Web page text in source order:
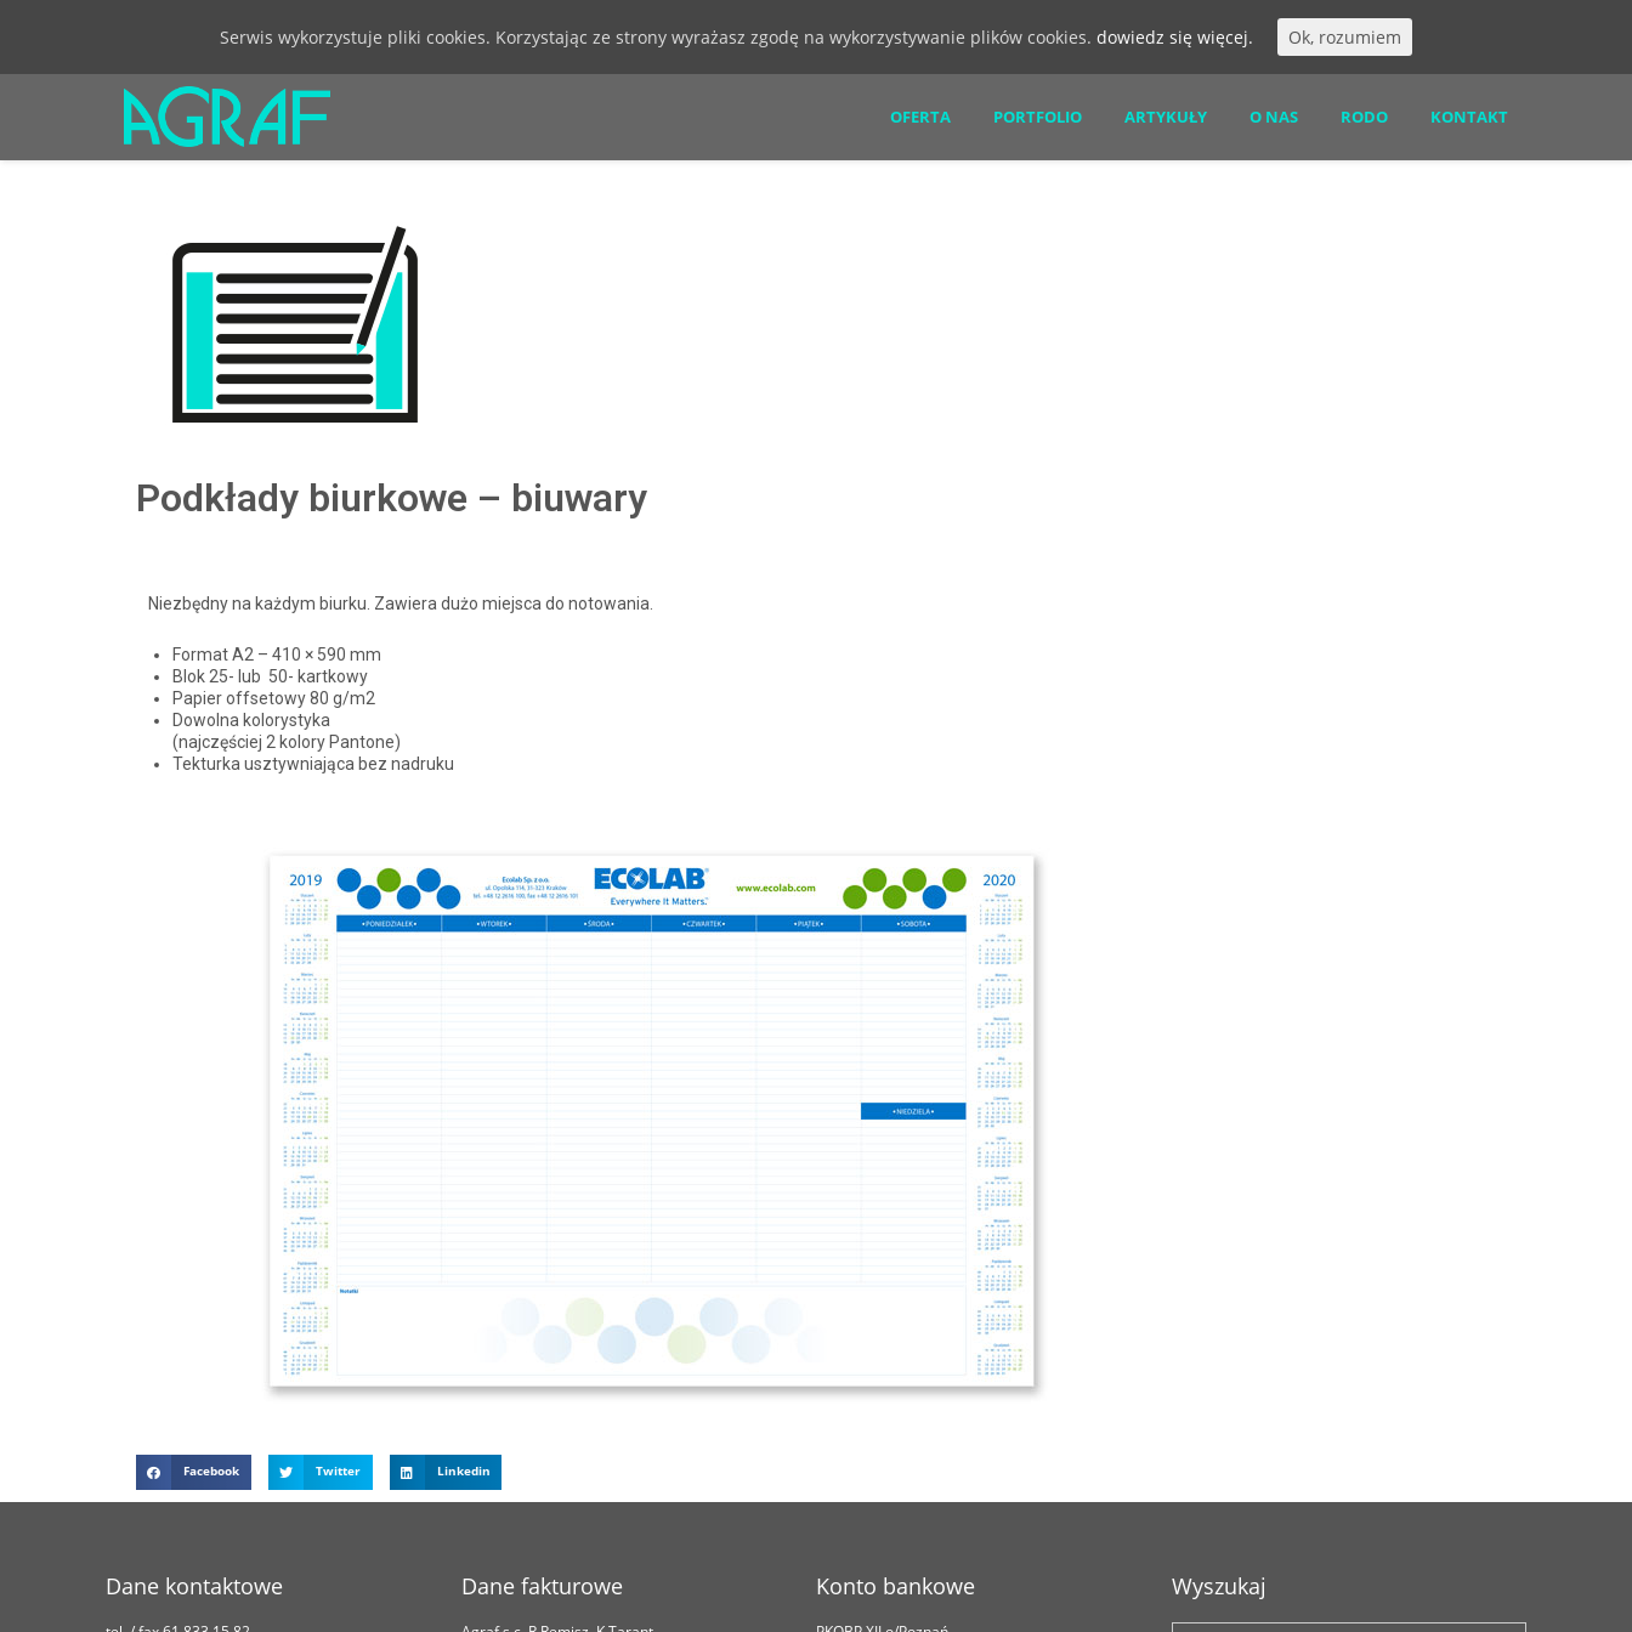
OFERTA PORTFOLIO ARTYKUŁY O NAS RODO KONTAKT
Podkłady biurkowe – biuwary
Niezbędny na każdym biurku. Zawiera dużo miejsca do notowania.
Format A2 – 410 × 590 mm
Blok 25- lub 50- kartkowy
Papier offsetowy 80 g/m2
Dowolna kolorystyka
(najczęściej 2 kolory Pantone)
Tekturka usztywniająca bez nadruku
Facebook Twitter Linkedin
Dane kontaktowe Dane fakturowe Konto bankowe Wyszukaj
Serwis wykorzystuje pliki cookies. Korzystając ze strony wyrażasz zgodę na wykorzystywanie plików cookies. dowiedz się więcej. Ok, rozumiem